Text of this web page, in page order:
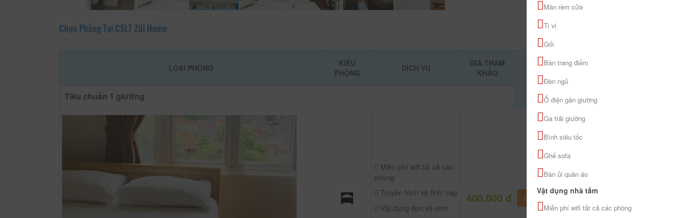
Chọn Phòng Tại CSLT Zili Home
LOẠI PHÒNG
KIỂU
PHÒNG
DỊCH VỤ
GIÁ THAM
KHẢO
ĐẶT PHÒNG
Tiêu chuẩn 1 giường
Miễn phí wifi tất cả các
phòng
Truyền hình vệ tinh/ cáp
Vật dụng dọn vệ sinh
400.000 đ CHƯA KHAI BÁO PHÒNG
Màn rèm cửa
Ti vi
Gối
Bàn trang điểm
Đèn ngủ
Ổ điện gần giường
Ga trải giường
Bình siêu tốc
Ghế sofa
Bàn ủi quần áo
Vật dụng nhà tắm
Miễn phí wifi tất cả các phòng